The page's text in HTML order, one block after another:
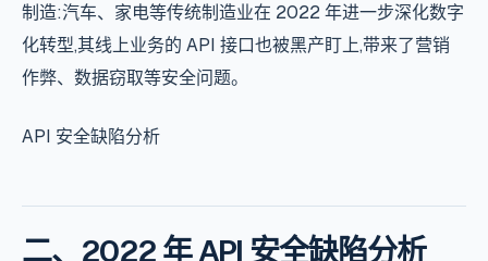
制造:汽车、家电等传统制造业在 2022 年进一步深化数字
化转型,其线上业务的 API 接口也被黑产盯上,带来了营销
作弊、数据窃取等安全问题。
API 安全缺陷分析
二、2022 年API 安全缺陷分析